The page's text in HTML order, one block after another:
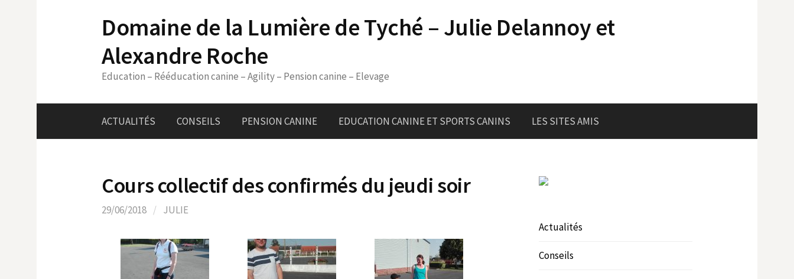
Domaine de la Lumière de Tyché – Julie Delannoy et
Alexandre Roche
Education – Rééducation canine – Agility – Pension canine – Elevage
ACTUALITÉS CONSEILS PENSION CANINE EDUCATION CANINE ET SPORTS CANINS LES SITES AMIS
Cours collectif des confirmés du jeudi soir
29/06/2018 / JULIE
Actualités
Conseils